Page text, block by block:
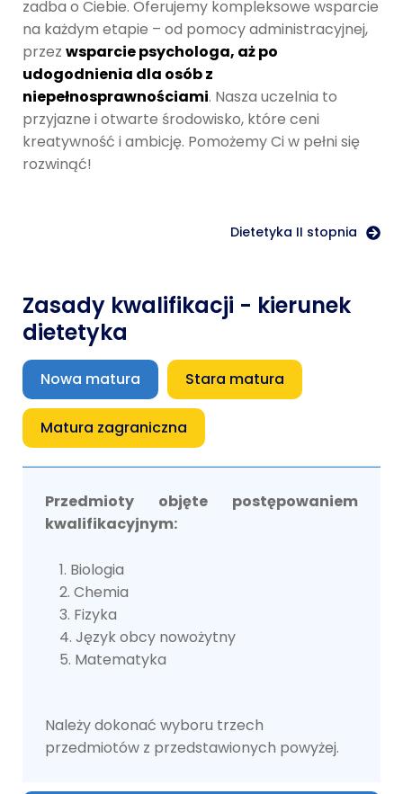
zadba o Ciebie. Oferujemy kompleksowe wsparcie
na każdym etapie – od pomocy administracyjnej,
przez wsparcie psychologa, aż po
udogodnienia dla osób z
niepełnosprawnościami. Nasza uczelnia to
przyjazne i otwarte środowisko, które ceni
kreatywność i ambicję. Pomożemy Ci w pełni się
rozwinąć!
Dietetyka II stopnia
Zasady kwalifikacji - kierunek
dietetyka
Nowa matura Stara matura
Matura zagraniczna
Przedmioty objęte postępowaniem
kwalifikacyjnym:
Biologia
Chemia
Fizyka
Język obcy nowożytny
Matematyka
Należy dokonać wyboru trzech
przedmiotów z przedstawionych powyżej.